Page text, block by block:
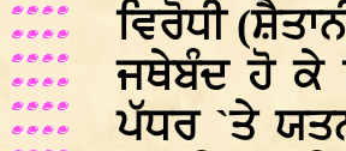
ਵਿਰੋਧੀ
ਜਥੇਬੰਦ ਹੋ ਕੇ
ਪੱਧਰ `ਤੇ